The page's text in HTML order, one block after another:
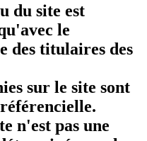
du site est
le
des titulaires des
sur le site sont
n'est pas une